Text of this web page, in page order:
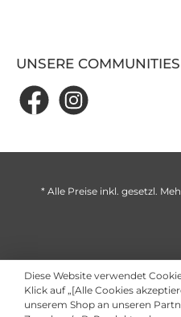
UNSERE COMMUNITIES
* Alle Preise inkl. gesetzl.
Diese Website verwendet
Klick auf „[Alle Cookies
unserem Shop an unseren